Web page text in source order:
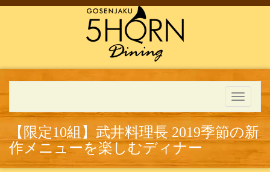
Toggle
【限定10組】武井料理長 2019季節の新
作メニューを楽しむディナー